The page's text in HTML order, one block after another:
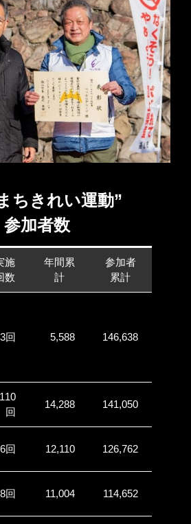
ちきれい運動”
参加者数
施
数
年間累
計
参加者
累計
回 5,588 146,638
110
回
14,288 141,050
回 12,110 126,762
回 11,004 114,652